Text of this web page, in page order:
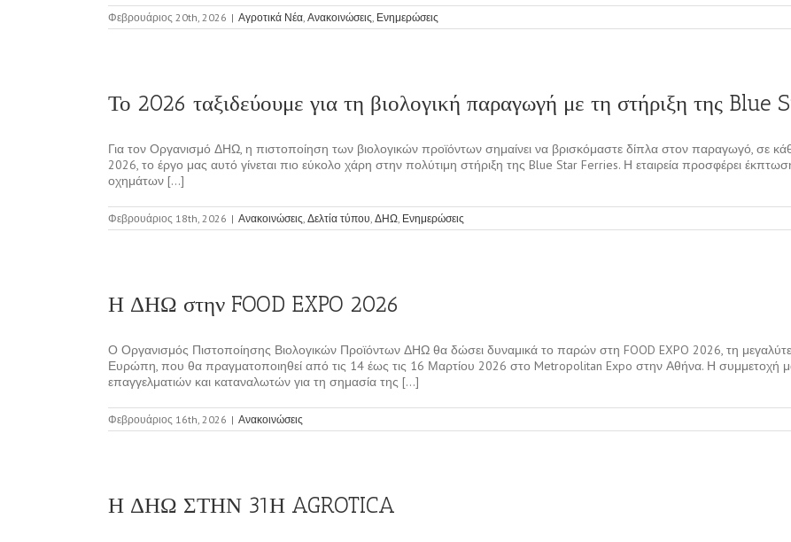
Φεβρουάριος 20th, 2026 | Αγροτικά Νέα, Ανακοινώσεις, Ενημερώσεις
Το 2026 ταξιδεύουμε για τη βιολογική παραγωγή με τη στήριξη της Blue
Για τον Οργανισμό ΔΗΩ, η πιστοποίηση των βιολογικών προϊόντων σημαίνει να βρισκόμαστε δίπλα στον παραγωγό, σε
2026, το έργο μας αυτό γίνεται πιο εύκολο χάρη στην πολύτιμη στήριξη της Blue Star Ferries. Η εταιρεία προσφέρει
οχημάτων [...]
Φεβρουάριος 18th, 2026 | Ανακοινώσεις, Δελτία τύπου, ΔΗΩ, Ενημερώσεις
Η ΔΗΩ στην FOOD EXPO 2026
Ο Οργανισμός Πιστοποίησης Βιολογικών Προϊόντων ΔΗΩ θα δώσει δυναμικά το παρών στη FOOD EXPO 2026, τη
Ευρώπη, που θα πραγματοποιηθεί από τις 14 έως τις 16 Μαρτίου 2026 στο Metropolitan Expo στην Αθήνα. Η συμμετοχή
επαγγελματιών και καταναλωτών για τη σημασία της [...]
Φεβρουάριος 16th, 2026 | Ανακοινώσεις
Η ΔΗΩ ΣΤΗΝ 31Η AGROTICA